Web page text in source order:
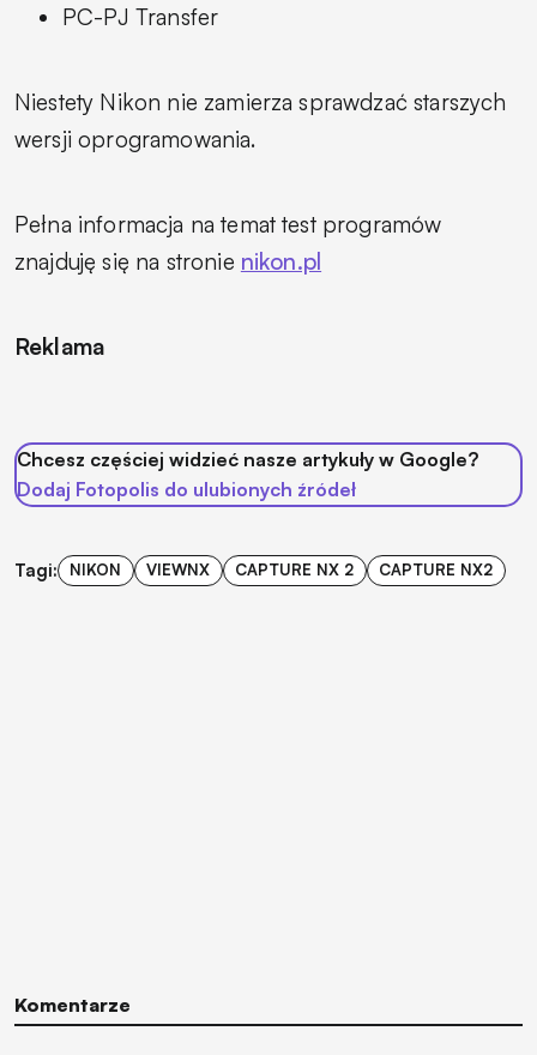
PC-PJ Transfer
Niestety Nikon nie zamierza sprawdzać starszych
wersji oprogramowania.
Pełna informacja na temat test programów
znajduję się na stronie nikon.pl
Reklama
Chcesz częściej widzieć nasze artykuły w Google?
Dodaj Fotopolis do ulubionych źródeł
Tagi: NIKON VIEWNX CAPTURE NX 2 CAPTURE NX2
Komentarze